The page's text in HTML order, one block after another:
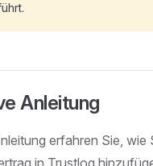
Anleitung
erfahren Sie, wie
in Trustlog